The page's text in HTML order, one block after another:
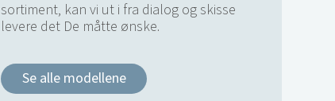
sortiment, kan vi ut i fra dialog og skisse
levere det De måtte ønske.
Se alle modellene